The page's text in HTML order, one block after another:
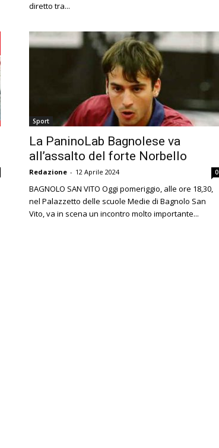
diretto tra...
Sport
La PaninoLab Bagnolese va
all’assalto del forte Norbello
Redazione - 12 Aprile 2024 0
BAGNOLO SAN VITO Oggi pomeriggio, alle ore 18,30,
nel Palazzetto delle scuole Medie di Bagnolo San
Vito, va in scena un incontro molto importante...